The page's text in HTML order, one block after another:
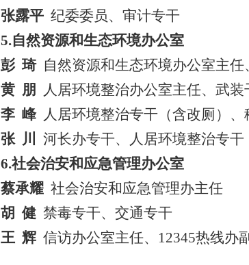
张露平 纪委委员、审计专干
5.自然资源和生态环境办公室
彭 琦 自然资源和生态环境办公室主任
黄 朋 人居环境整治办公室主任、武装
李 峰 人居环境整治专干（含改厕）
张 川
河长办专干、人居环境整治专干
6.社会治安和应急管理办公室
蔡承耀 社会治安和应急管理办主任
胡 健 禁毒专干、交通专干
王 辉 信访办公室主任、 12345热线办